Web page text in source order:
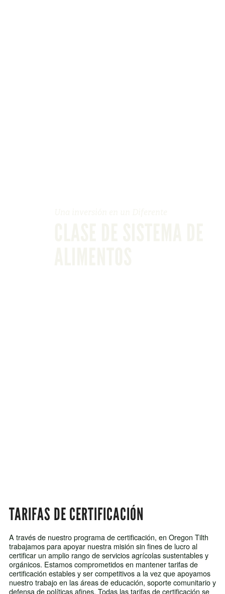
TARIFAS DE CERTIFICACIÓN
A través de nuestro programa de certificación, en Oregon Tilth
trabajamos para apoyar nuestra misión sin fines de lucro al
certificar un amplio rango de servicios agrícolas sustentables y
orgánicos. Estamos comprometidos en mantener tarifas de
certificación estables y ser competitivos a la vez que apoyamos
nuestro trabajo en las áreas de educación, soporte comunitario y
defensa de políticas afines. Todas las tarifas de certificación se